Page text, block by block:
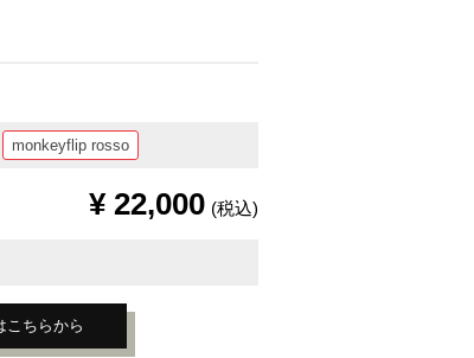
monkeyflip rosso
¥22,000 (税込)
こちらから